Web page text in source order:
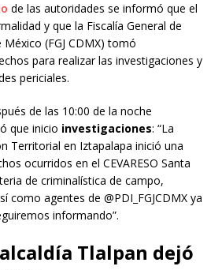
de las autoridades se informó que el
y que la Fiscalía General de
México (FGJ CDMX) tomó
para realizar las investigaciones y
periciales.
de las 10:00 de la noche
que inicio investigaciones: “La
Territorial en Iztapalapa inició una
ocurridos en el CEVARESO Santa
de criminalística de campo,
como agentes de @PDI_FGJCDMX ya
informando”.
Tlalpan dejó